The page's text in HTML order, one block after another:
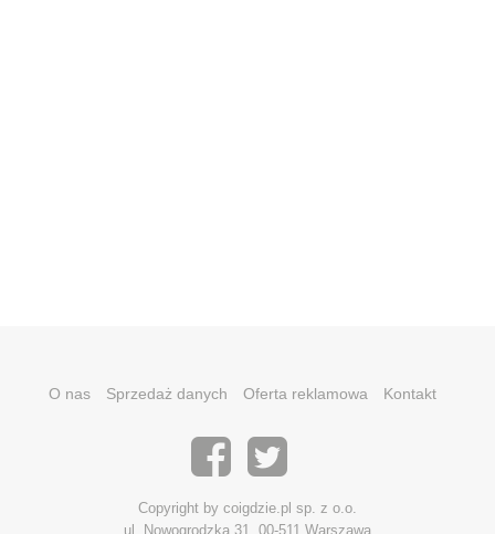
O nas Sprzedaż danych Oferta reklamowa Kontakt
Copyright by coigdzie.pl sp. z o.o.
ul. Nowogrodzka 31, 00-511 Warszawa